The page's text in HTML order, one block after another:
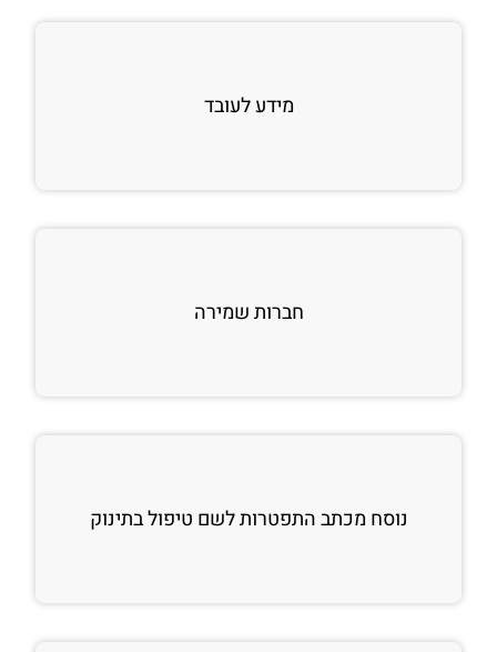
מידע לעובד
חברות שמירה
נוסח מכתב התפטרות לשם טיפול בתינוק